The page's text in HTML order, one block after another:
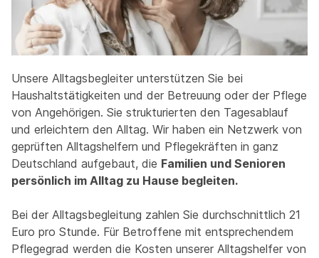
Unsere Alltagsbegleiter unterstützen Sie bei
Haushaltstätigkeiten und der Betreuung oder der Pflege
von Angehörigen. Sie strukturierten den Tagesablauf
und erleichtern den Alltag. Wir haben ein Netzwerk von
geprüften Alltagshelfern und Pflegekräften in ganz
Deutschland aufgebaut, die Familien und Senioren
persönlich im Alltag zu Hause begleiten.
Bei der Alltagsbegleitung zahlen Sie durchschnittlich 21
Euro pro Stunde. Für Betroffene mit entsprechendem
Pflegegrad werden die Kosten unserer Alltagshelfer von